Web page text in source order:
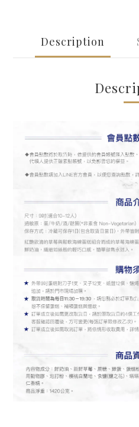
Description